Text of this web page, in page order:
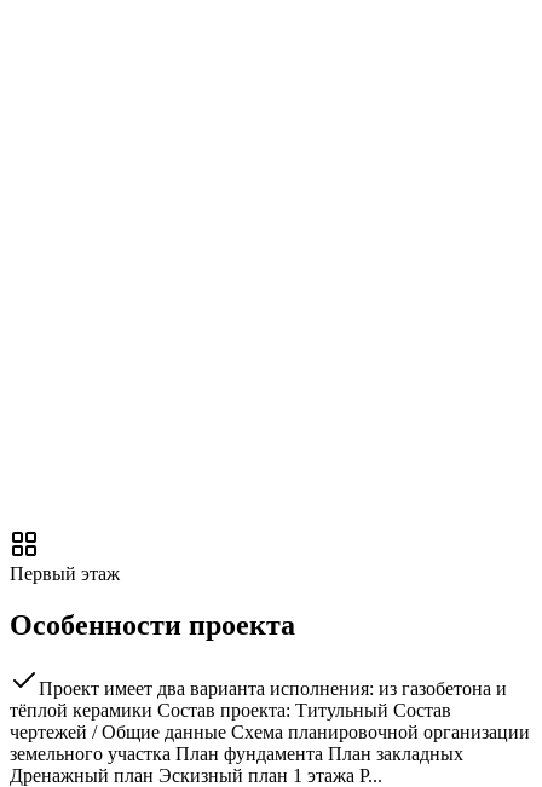
Первый этаж
Особенности проекта
Проект имеет два варианта исполнения: из газобетона и
тёплой керамики Состав проекта: Титульный Состав
чертежей / Общие данные Схема планировочной организации
земельного участка План фундамента План закладных
Дренажный план Эскизный план 1 этажа Р...